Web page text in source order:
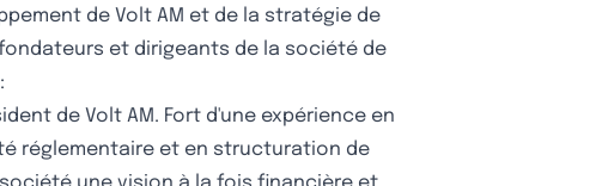
de Volt AM et de la stratégie de
fondateurs et dirigeants de la société de
de Volt AM. Fort d'une expérience en
réglementaire et en structuration de